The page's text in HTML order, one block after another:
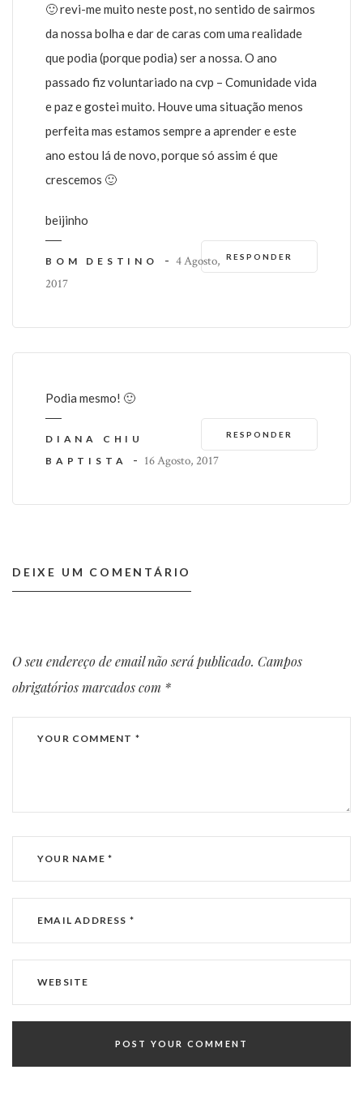
🙂 revi-me muito neste post, no sentido de sairmos
da nossa bolha e dar de caras com uma realidade
que podia (porque podia) ser a nossa. O ano
passado fiz voluntariado na cvp – Comunidade vida
e paz e gostei muito. Houve uma situação menos
perfeita mas estamos sempre a aprender e este
ano estou lá de novo, porque só assim é que
crescemos 🙂
beijinho
RESPONDER
BOM DESTINO - 4 Agosto,
2017
Podia mesmo! 🙂
RESPONDER
DIANA CHIU
BAPTISTA
- 16 Agosto, 2017
DEIXE UM COMENTÁRIO
O seu endereço de email não será publicado. Campos
obrigatórios marcados com *